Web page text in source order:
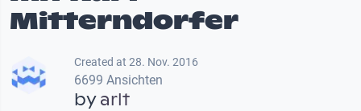
Mitterndorfer
Created at 28. Nov. 2016
6699 Ansichten
byarlt